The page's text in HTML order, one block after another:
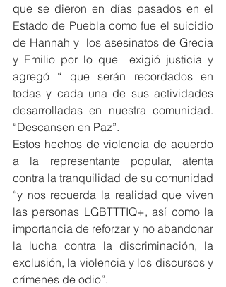
que se dieron en días pasados en el
Estado de Puebla como fue el suicidio
de Hannah y  los asesinatos de Grecia
y Emilio por lo que  exigió justicia y
agregó “ que serán recordados en
todas y cada una de sus actividades
desarrolladas en nuestra comunidad.
“Descansen en Paz”.
Estos hechos de violencia de acuerdo
a la representante popular, atenta
contra la tranquilidad de su comunidad
“y nos recuerda la realidad que viven
las personas LGBTTTIQ+, así como la
importancia de reforzar y no abandonar
la lucha contra la discriminación, la
exclusión, la violencia y los discursos y
crímenes de odio”.